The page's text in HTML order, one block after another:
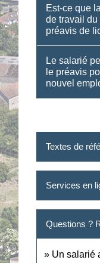
Est-ce que
de travail
préavis de
Le salarié
le préavis
nouvel
Textes de
Services en
Questions ?
Un salarié